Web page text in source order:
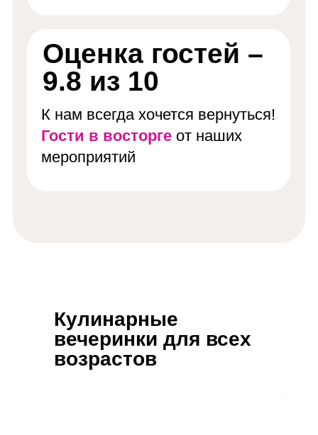
Кулинарные
вечеринки для всех
возрастов